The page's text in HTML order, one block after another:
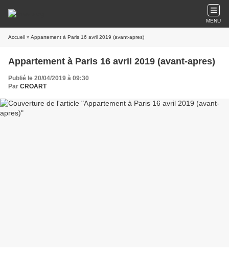
MENU
Accueil » Appartement à Paris 16 avril 2019 (avant-apres)
Appartement à Paris 16 avril 2019 (avant-apres)
Publié le 20/04/2019 à 09:30
Par CROART